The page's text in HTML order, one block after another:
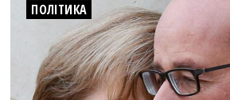
ПОЛІТИКА